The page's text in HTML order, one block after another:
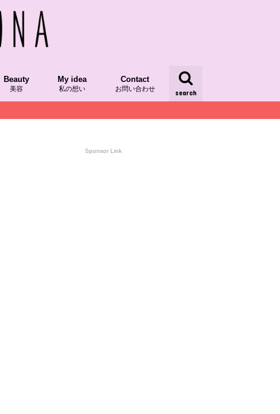
search
Beauty
美容
My idea
私の想い
Contact
お問い合わせ
Sponsor Link